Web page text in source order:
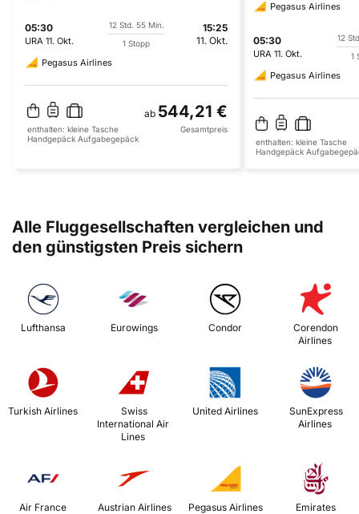
05:30
URA 11. Okt.
12 Std. 55 Min.
1 Stopp
15:25
11. Okt.
Pegasus Airlines
ab 544,21 €
enthalten: kleine Tasche
Handgepäck Aufgabegepäck
Gesamtpreis
Pegasus Airlines
05:30
URA 11. Okt.
12
1
Pegasus Airlines
enthalten: kleine Tasche
Handgepäck
Alle Fluggesellschaften vergleichen und
den günstigsten Preis sichern
Lufthansa Eurowings Condor
Corendon
Airlines
Turkish Airlines
International Air
Lines
United Airlines
Airlines
Air France Austrian Airlines Emirates